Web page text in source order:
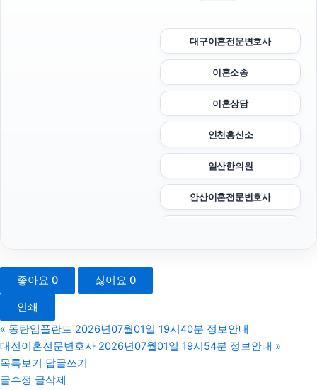
대구이혼전문변호사
이혼소송
이혼상담
인천흥신소
일산한의원
안산이혼전문변호사
서울상간녀소송변호사
좋아요 0 싫어요 0
인쇄
« 동탄임플란트 2026년07월01일 19시40분 정보안내
대전이혼전문변호사 2026년07월01일 19시54분 정보안내 »
목록보기 답글쓰기
글수정 글삭제